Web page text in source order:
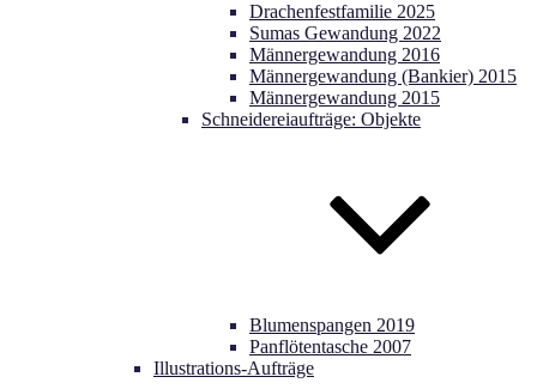
Drachenfestfamilie 2025
Sumas Gewandung 2022
Männergewandung 2016
Männergewandung (Bankier) 2015
Männergewandung 2015
Schneidereiaufträge: Objekte
Blumenspangen 2019
Panflötentasche 2007
Illustrations-Aufträge